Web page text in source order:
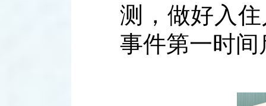
测，做好入
事件第一时